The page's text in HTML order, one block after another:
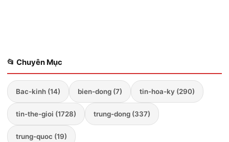
📂 Chuyên Mục
Bac-kinh (14) bien-dong (7) tin-hoa-ky (290)
tin-the-gioi (1728) trung-dong (337)
trung-quoc (19)